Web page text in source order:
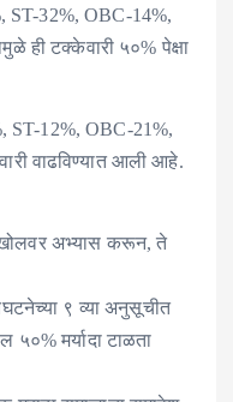
ST-32%, OBC-14%,
ही टक्केवारी ५०% पेक्षा
ST-12%, OBC-21%,
वाढविण्यात आली आहे.
खोलवर अभ्यास करून, ते
९ व्या अनुसूचीत
मर्यादा टाळता